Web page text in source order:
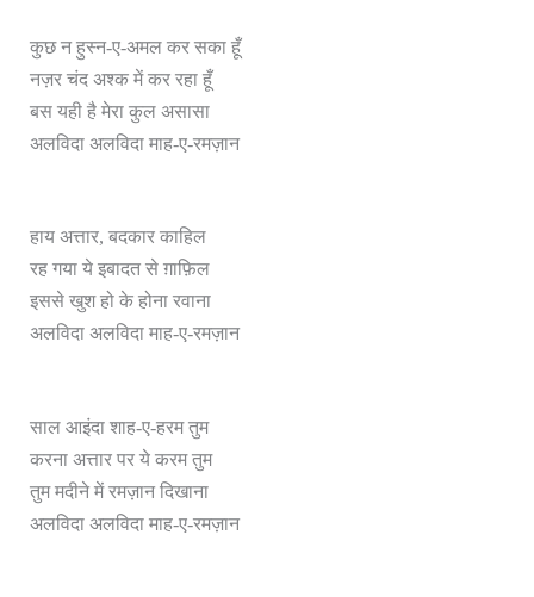
कुछ न हुस्न-ए-अमल कर सका हूँ
नज़र चंद अश्क में कर रहा हूँ
बस यही है मेरा कुल असासा
अलविदा अलविदा माह-ए-रमज़ान
हाय अत्तार, बदकार काहिल
रह गया ये इबादत से ग़ाफ़िल
इससे खुश हो के होना रवाना
अलविदा अलविदा माह-ए-रमज़ान
साल आइंदा शाह-ए-हरम तुम
करना अत्तार पर ये करम तुम
तुम मदीने में रमज़ान दिखाना
अलविदा अलविदा माह-ए-रमज़ान